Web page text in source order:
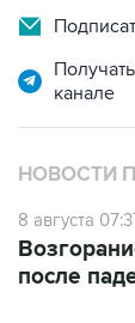
канале
НОВОСТИ
8 августа
после